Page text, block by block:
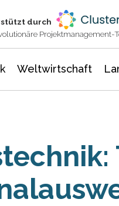
durch
Projektmanagement-
Weltwirtschaft